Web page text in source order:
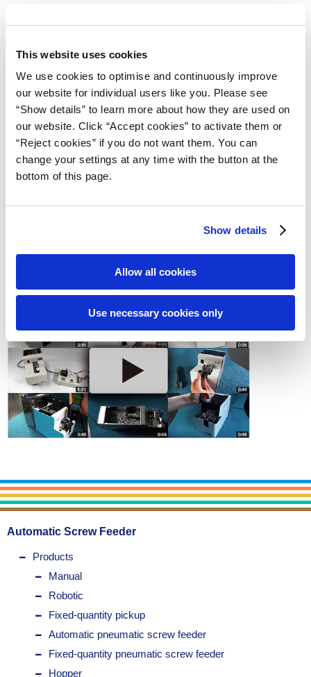
This website uses cookies
We use cookies to optimise and continuously improve
our website for individual users like you. Please see
“Show details” to learn more about how they are used on
our website. Click “Accept cookies” to activate them or
“Reject cookies” if you do not want them. You can
change your settings at any time with the button at the
bottom of this page.
Show details
Allow all cookies
Use necessary cookies only
2017
2016
2014
Automatic Screw Feeder
Products
Manual
Robotic
Fixed-quantity pickup
Automatic pneumatic screw feeder
Fixed-quantity pneumatic screw feeder
Hopper